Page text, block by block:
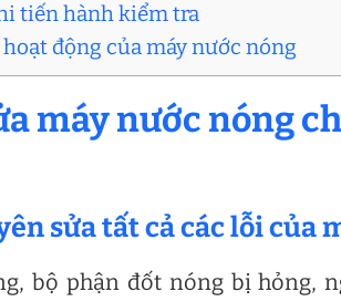
tiến hành kiểm tra
hoạt động của máy nước nóng
máy nước nóng
sửa tất cả các lỗi của
bộ phận đốt nóng bị hỏng,